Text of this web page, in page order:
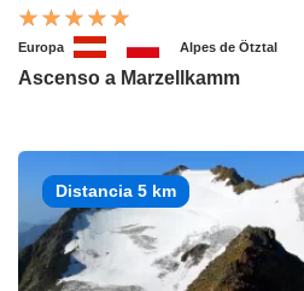
Europa Alpes de Ötztal
Ascenso a Marzellkamm
Distancia 5 km